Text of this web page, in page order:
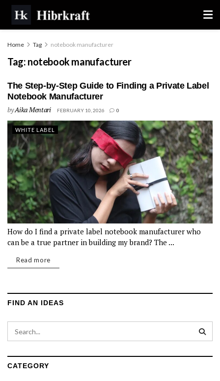
Home Tag notebook manufacturer
Tag: notebook manufacturer
The Step-by-Step Guide to Finding a Private Label
Notebook Manufacturer
byAika Mentari FEBRUARY 10, 2026 0
WHITE LABEL
How do I find a private label notebook manufacturer who
can be a true partner in building my brand? The ...
Read moreDetails
FIND AN IDEAS
CATEGORY